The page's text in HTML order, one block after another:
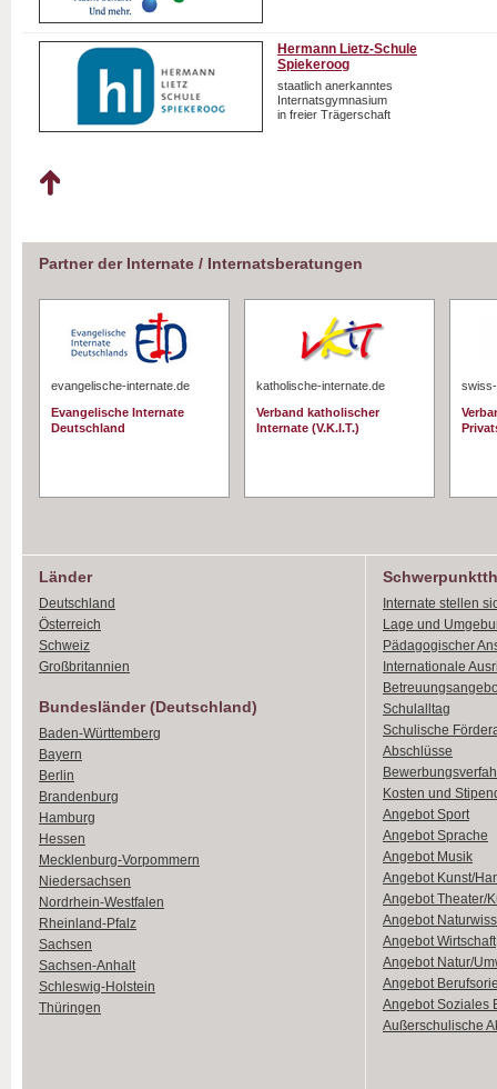
Hermann Lietz-Schule
Spiekeroog
staatlich anerkanntes
Internatsgymnasium
in freier Trägerschaft
Partner der Internate / Internatsberatungen
evangelische-internate.de
Evangelische Internate
Deutschland
katholische-internate.de
Verband katholischer
Internate (V.K.I.T.)
Länder
Deutschland
Österreich
Schweiz
Großbritannien
Bundesländer (Deutschland)
Baden-Württemberg
Bayern
Berlin
Brandenburg
Hamburg
Hessen
Mecklenburg-Vorpommern
Niedersachsen
Nordrhein-Westfalen
Rheinland-Pfalz
Sachsen
Sachsen-Anhalt
Schleswig-Holstein
Thüringen
Internate stellen
Lage und
Pädagogischer
Internationale
Schulalltag
Schulische
Abschlüsse
Kosten und
Angebot Sport
Angebot Sprache
Angebot Musik
Angebot Kunst/
Angebot Theater/
Angebot
Angebot Wirtschaft
Angebot Natur/
Angebot
Angebot Soziales
Außerschulische